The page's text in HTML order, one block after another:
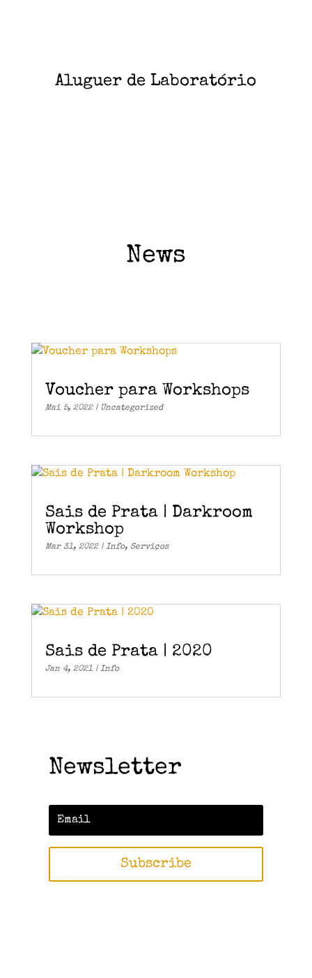
Aluguer de Laboratório
News
Voucher para Workshops
Mai 5, 2022| Uncategorized
Sais de Prata | Darkroom
Workshop
Mar 31, 2022| Info, Serviços
Sais de Prata | 2020
Jan 4, 2021| Info
Newsletter
Subscribe